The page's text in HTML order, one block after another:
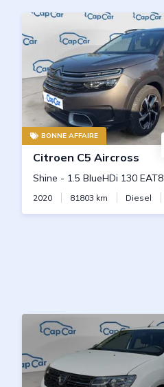
BONNE AFFAIRE
Citroen C5 Aircross
Shine - 1.5 BlueHDi 130 EAT8
2020 81803 km Diesel